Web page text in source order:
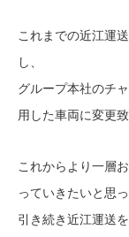
これまでの近江運
し、
グループ本社のチ
用した車両に変更致
これからより一層
っていきたいと思
引き続き近江運送